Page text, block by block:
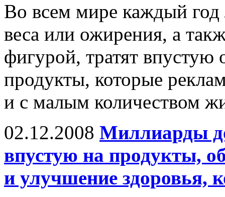
Во всем мире каждый
веса или ожирения, а
фигурой, тратят
продукты, которые
и с малым количеством
02.12.2008 Миллиарды
впустую на продукты,
и улучшение здоровья,